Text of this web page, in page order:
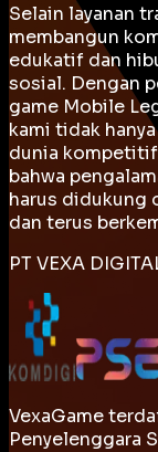
Selain layanan
membangun
edukatif dan
sosial. Dengan
game Mobile
kami tidak
dunia kompetitif
bahwa
harus didukung
dan terus
PT VEXA
VexaGame
Penyelenggara